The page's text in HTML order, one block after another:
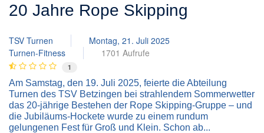
20 Jahre Rope Skipping
TSV Turnen
Montag, 21. Juli 2025
Turnen-Fitness
1701 Aufrufe
1
Am Samstag, den 19. Juli 2025, feierte die Abteilung
Turnen des TSV Betzingen bei strahlendem Sommerwetter
das 20-jährige Bestehen der Rope Skipping-Gruppe – und
die Jubiläums-Hockete wurde zu einem rundum
gelungenen Fest für Groß und Klein. Schon ab...